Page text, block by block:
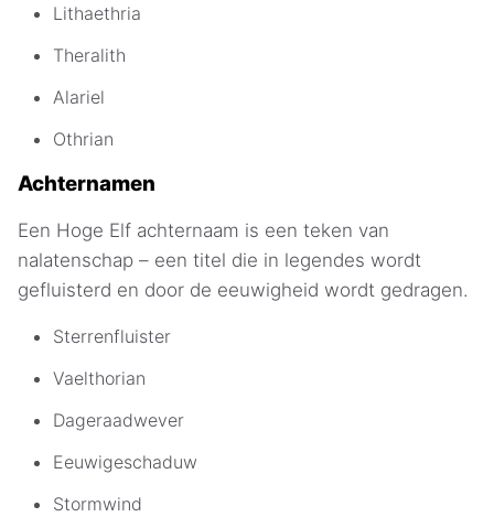
Lithaethria
Theralith
Alariel
Othrian
Achternamen
Een Hoge Elf achternaam is een teken van
nalatenschap – een titel die in legendes wordt
gefluisterd en door de eeuwigheid wordt gedragen.
Sterrenfluister
Vaelthorian
Dageraadwever
Eeuwigeschaduw
Stormwind